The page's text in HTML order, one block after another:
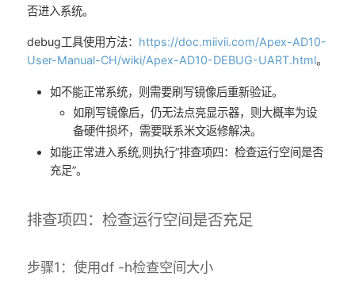
否进入系统。
debug工具使用方法： https://doc.miivii.com/Apex-AD10-
User-Manual-CH/wiki/Apex-AD10-DEBUG-UART.html。
如不能正常系统，则需要刷写镜像后重新验证。
如刷写镜像后，仍无法点亮显示器，则大概率为设
备硬件损坏，需要联系米文返修解决。
如能正常进入系统,则执行”排查项四：检查运行空间是否
充足”。
排查项四：检查运行空间是否充足
步骤1：使用df -h检查空间大小